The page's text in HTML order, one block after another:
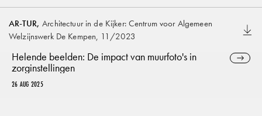
Helende beelden: De impact van muurfoto's in
zorginstellingen
26 AUG 2025
AR-TUR, Architectuur in de Kijker: Centrum voor Algemeen
Welzijnswerk De Kempen, 11/2023